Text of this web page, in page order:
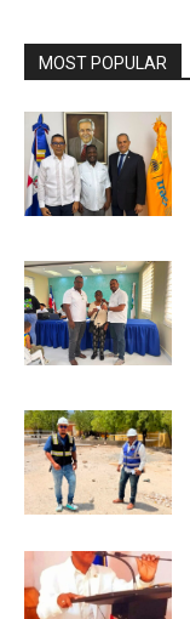
MOST POPULAR